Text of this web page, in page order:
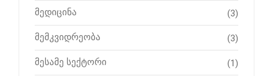
მედიცინა (3)
მემკვიდრეობა (3)
მესამე სექტორი (1)